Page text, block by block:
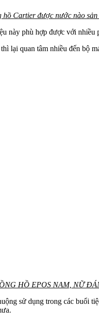
hồ Cartier được nước nào sản
này phù hợp được với
lại quan tâm nhiều đến bộ
HỒ EPOS NAM, NỮ
sử dụng trong các buổi